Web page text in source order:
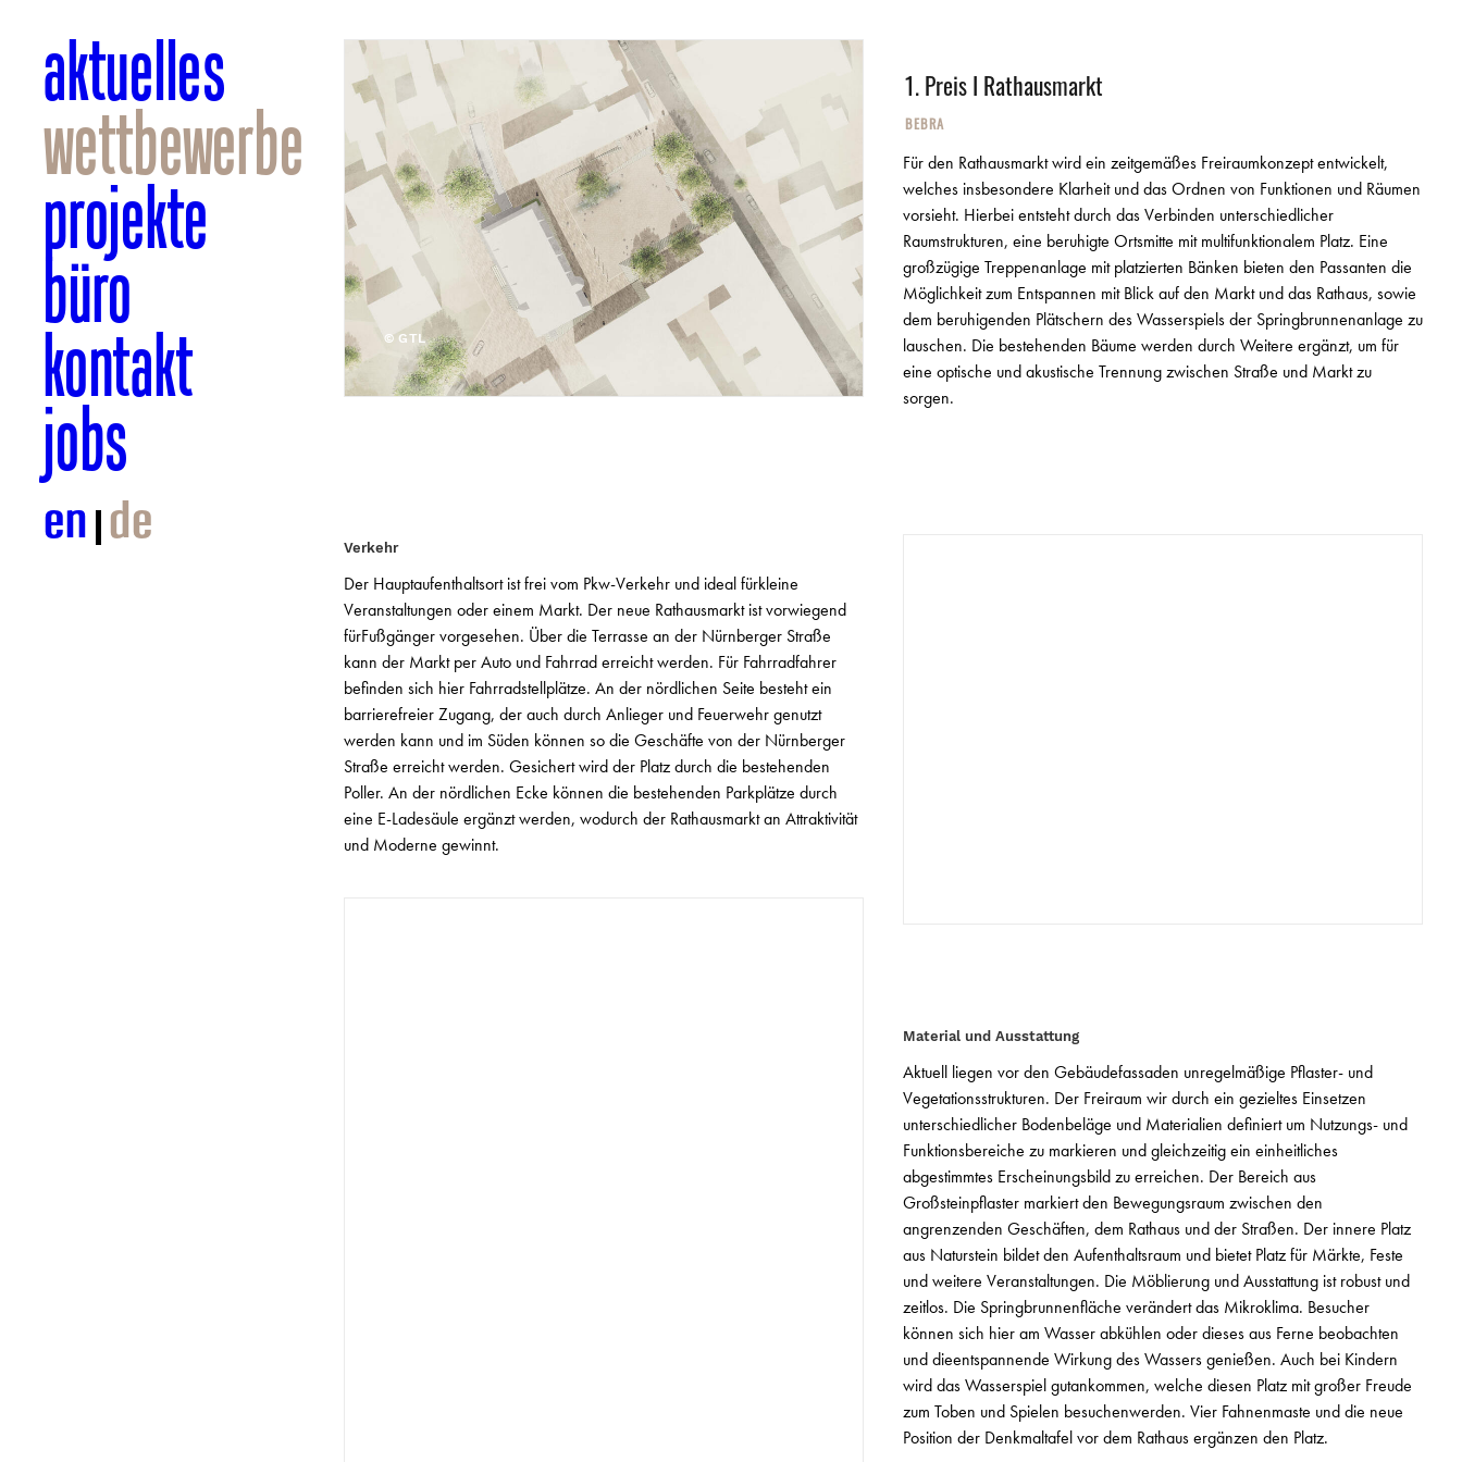
aktuelles
wettbewerbe
projekte
büro
kontakt
jobs
en de
© GTL
1. Preis I Rathausmarkt
BEBRA
Für den Rathausmarkt wird ein zeitgemäßes Freiraumkonzept entwickelt,
welches insbesondere Klarheit und das Ordnen von Funktionen und Räumen
vorsieht. Hierbei entsteht durch das Verbinden unterschiedlicher
Raumstrukturen, eine beruhigte Ortsmitte mit multifunktionalem Platz. Eine
großzügige Treppenanlage mit platzierten Bänken bieten den Passanten die
Möglichkeit zum Entspannen mit Blick auf den Markt und das Rathaus, sowie
dem beruhigenden Plätschern des Wasserspiels der Springbrunnenanlage zu
lauschen. Die bestehenden Bäume werden durch Weitere ergänzt, um für
eine optische und akustische Trennung zwischen Straße und Markt zu
sorgen.
Verkehr
Der Hauptaufenthaltsort ist frei vom Pkw-Verkehr und ideal fürkleine
Veranstaltungen oder einem Markt. Der neue Rathausmarkt ist vorwiegend
fürFußgänger vorgesehen. Über die Terrasse an der Nürnberger Straße
kann der Markt per Auto und Fahrrad erreicht werden. Für Fahrradfahrer
befinden sich hier Fahrradstellplätze. An der nördlichen Seite besteht ein
barrierefreier Zugang, der auch durch Anlieger und Feuerwehr genutzt
werden kann und im Süden können so die Geschäfte von der Nürnberger
Straße erreicht werden. Gesichert wird der Platz durch die bestehenden
Poller. An der nördlichen Ecke können die bestehenden Parkplätze durch
eine E-Ladesäule ergänzt werden, wodurch der Rathausmarkt an Attraktivität
und Moderne gewinnt.
Material und Ausstattung
Aktuell liegen vor den Gebäudefassaden unregelmäßige Pflaster- und
Vegetationsstrukturen. Der Freiraum wir durch ein gezieltes Einsetzen
unterschiedlicher Bodenbeläge und Materialien definiert um Nutzungs- und
Funktionsbereiche zu markieren und gleichzeitig ein einheitliches
abgestimmtes Erscheinungsbild zu erreichen. Der Bereich aus
Großsteinpflaster markiert den Bewegungsraum zwischen den
angrenzenden Geschäften, dem Rathaus und der Straßen. Der innere Platz
aus Naturstein bildet den Aufenthaltsraum und bietet Platz für Märkte, Feste
und weitere Veranstaltungen. Die Möblierung und Ausstattung ist robust und
zeitlos. Die Springbrunnenfläche verändert das Mikroklima. Besucher
können sich hier am Wasser abkühlen oder dieses aus Ferne beobachten
und dieentspannende Wirkung des Wassers genießen. Auch bei Kindern
wird das Wasserspiel gutankommen, welche diesen Platz mit großer Freude
zum Toben und Spielen besuchenwerden. Vier Fahnenmaste und die neue
Position der Denkmaltafel vor dem Rathaus ergänzen den Platz.